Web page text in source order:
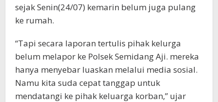
sejak Senin(24/07) kemarin belum juga pulang
ke rumah.
“Tapi secara laporan tertulis pihak kelurga
belum melapor ke Polsek Semidang Aji. mereka
hanya menyebar luaskan melalui media sosial.
Namu kita suda cepat tanggap untuk
mendatangi ke pihak keluarga korban,” ujar